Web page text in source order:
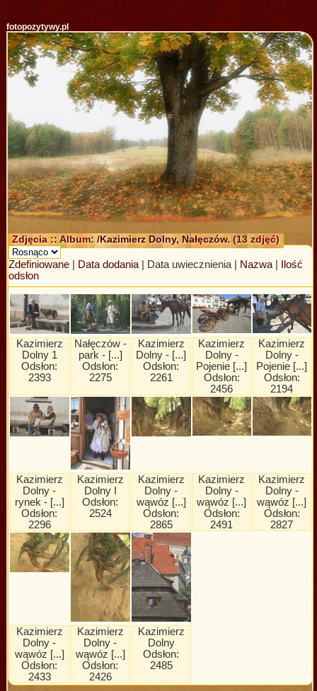
fotopozytywy.pl
Zdjęcia :: Album: /Kazimierz Dolny, Nałęczów.(13 zdjęć)
Zdefiniowane| Data dodania| Data uwiecznienia | Nazwa|
Ilość
odsłon
Kazimierz
Dolny 1
Odsłon:
2393
Nałęczów -
park - [...]
Odsłon:
2275
Kazimierz
Dolny - [...]
Odsłon:
2261
Kazimierz
Dolny -
Pojenie [...]
Odsłon:
2456
Kazimierz
Dolny -
Pojenie [...]
Odsłon:
2194
Kazimierz
Dolny -
rynek - [...]
Odsłon:
2296
Kazimierz
Dolny I
Odsłon:
2524
Kazimierz
Dolny -
wąwóz [...]
Odsłon:
2865
Kazimierz
Dolny -
wąwóz [...]
Odsłon:
2491
Kazimierz
Dolny -
wąwóz [...]
Odsłon:
2827
Kazimierz
Dolny -
wąwóz [...]
Odsłon:
2433
Kazimierz
Dolny -
wąwóz [...]
Odsłon:
2426
Kazimierz
Dolny
Odsłon:
2485